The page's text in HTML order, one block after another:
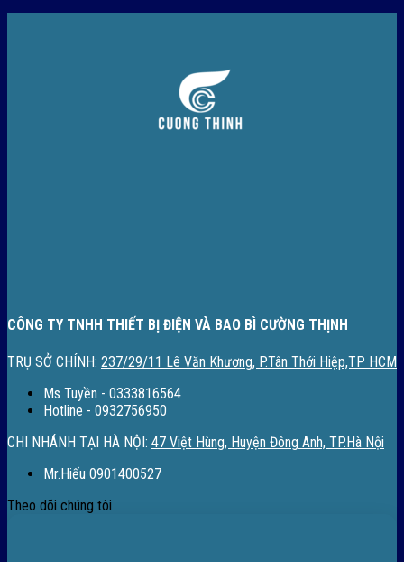
CÔNG TY TNHH THIẾT BỊ ĐIỆN VÀ BAO BÌ CƯỜNG THỊNH
TRỤ SỞ CHÍNH: 237/29/11 Lê Văn Khương, P.Tân Thới Hiệp,TP HCM
Ms Tuyền - 0333816564
Hotline - 0932756950
CHI NHÁNH TẠI HÀ NỘI: 47 Việt Hùng, Huyện Đông Anh, TP.Hà Nội
Mr.Hiếu 0901400527
Theo dõi chúng tôi